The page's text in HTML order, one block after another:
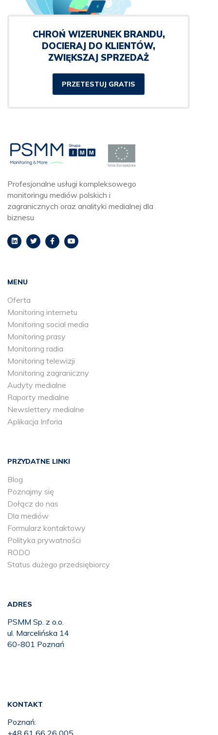
CHROŃ WIZERUNEK BRANDU,
DOCIERAJ DO KLIENTÓW,
ZWIĘKSZAJ SPRZEDAŻ
PRZETESTUJ GRATIS
Profesjonalne usługi kompleksowego
monitoringu mediów polskich i
zagranicznych oraz analityki medialnej dla
biznesu
MENU
Oferta
Monitoring internetu
Monitoring social media
Monitoring prasy
Monitoring radia
Monitoring telewizji
Monitoring zagraniczny
Audyty medialne
Raporty medialne
Newslettery medialne
Aplikacja Inforia
PRZYDATNE LINKI
Blog
Poznajmy się
Dołącz do nas
Dla mediów
Formularz kontaktowy
Polityka prywatności
RODO
Status dużego przedsiębiorcy
ADRES
PSMM Sp. z o.o.
ul. Marcelińska 14
60-801 Poznań
KONTAKT
Poznań:
+48 61 66 26 005